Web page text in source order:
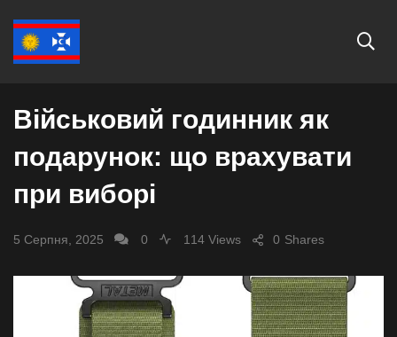
СУСПІЛЬСТВО
Військовий годинник як
подарунок: що врахувати
при виборі
5 Серпня, 2025 0 114 Views Shares
0